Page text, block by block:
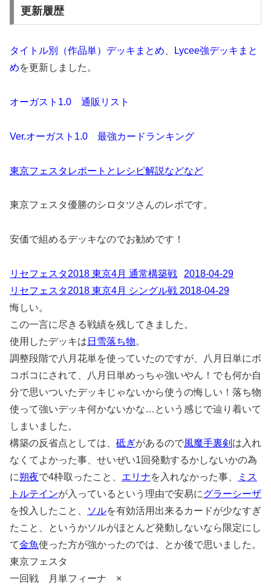
更新履歴
タイトル別（作品単）デッキまとめ
Lycee強デッキまと
めを更新しました。
オーガスト1.0 通販リスト
Ver.オーガスト1.0 最強カードランキング
東京フェスタレポートとレシピ解説などなど
東京フェスタ優勝のシロタツさんのレポです。
安価で組めるデッキなのでお勧めです！
リセフェスタ2018 東京4月 通常構築戦
2018-04-29
リセフェスタ2018 東京4月 シングル戦 2018-04-29
悔しい。
この一言に尽きる戦績を残してきました。
使用したデッキは 日雪落ち物。
調整段階で八月花単を使っていたのですが、八月日単にボ
コボコにされて、八月日単めっちゃ強いやん！でも何か自
分で思いついたデッキじゃないから使うの悔しい！落ち物
使って強いデッキ何かないかな…という感じで辿り着いて
しまいました。
構築の反省点としては、 砥ぎがあるので風魔手裏剣 は入れ
なくてよかった事、せいぜい1回発動するかしないかの為
に朔夜で4枠取ったこと、 エリナを入れなかった事、
ミス
トルテインが入っているという理由で安易にグラーシーザ
を投入したこと、
ソルを有効活用出来るカードが少なすぎ
たこと、というかソルがほとんど発動しないなら限定にし
て金魚使った方が強かったのでは、とか後で思いました。
東京フェスタ
一回戦 月単フィーナ ×